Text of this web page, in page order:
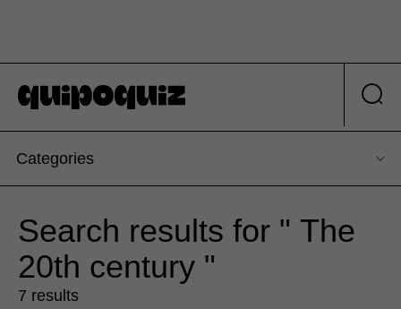
Categories
Search results for " The
20th century "
7 results